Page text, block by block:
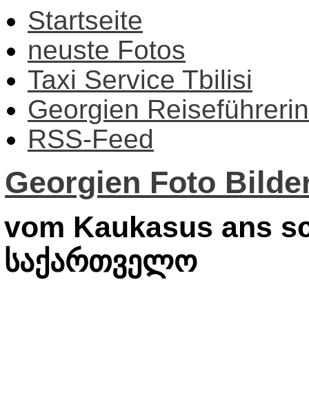
Startseite
neuste Fotos
Taxi Service Tbilisi
Georgien Reiseführerin
RSS-Feed
Georgien Foto
vom Kaukasus ans
საქართველო